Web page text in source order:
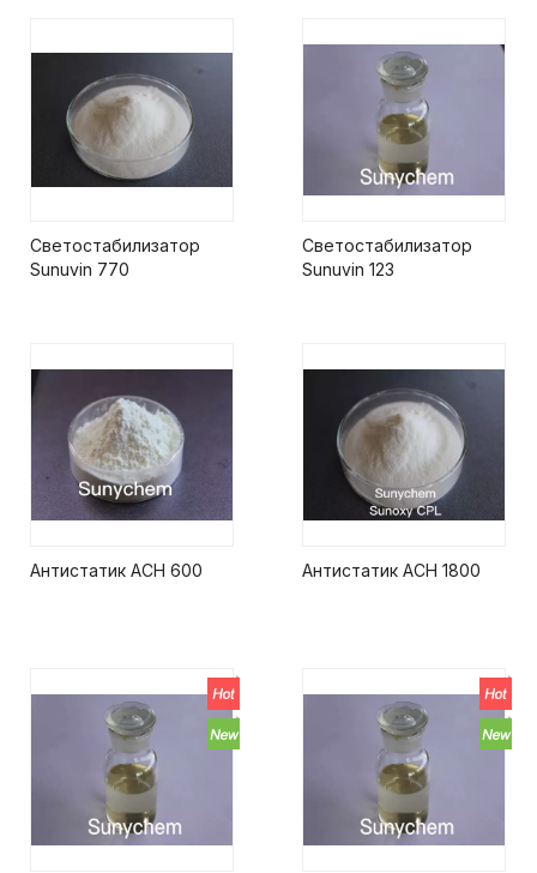
Светостабилизатор
Sunuvin 770
Светостабилизатор
Sunuvin 123
Антистатик АСН 600 Антистатик АСН 1800